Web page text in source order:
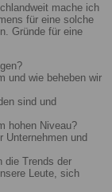
mache ich
für eine solche
Gründe für eine
und wie beheben wir
sind und
hohen Niveau?
Unternehmen und
die Trends der
Leute, sich